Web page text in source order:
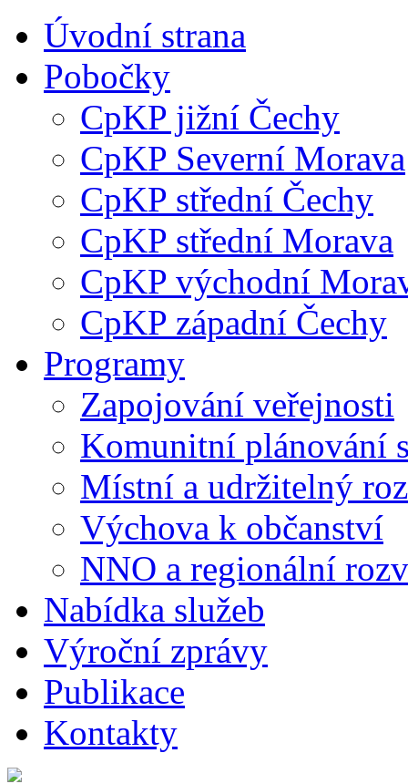
Úvodní strana
Pobočky
CpKP jižní Čechy
CpKP Severní Morava
CpKP střední Čechy
CpKP střední Morava
CpKP východní
CpKP západní Čechy
Programy
Zapojování veřejnosti
Komunitní plánování
Místní a udržitelný
Výchova k občanství
NNO a regionální
Nabídka služeb
Výroční zprávy
Publikace
Kontakty